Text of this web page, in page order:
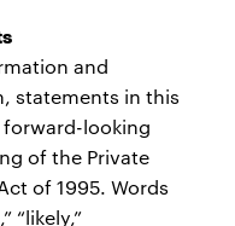
and
statements in this
looking
of the Private
of 1995. Words
“likely,”